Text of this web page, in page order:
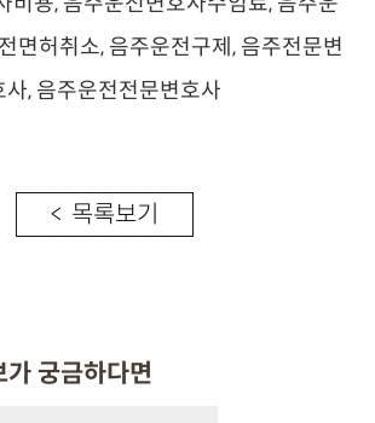
< 목록보기
가 궁금하다면